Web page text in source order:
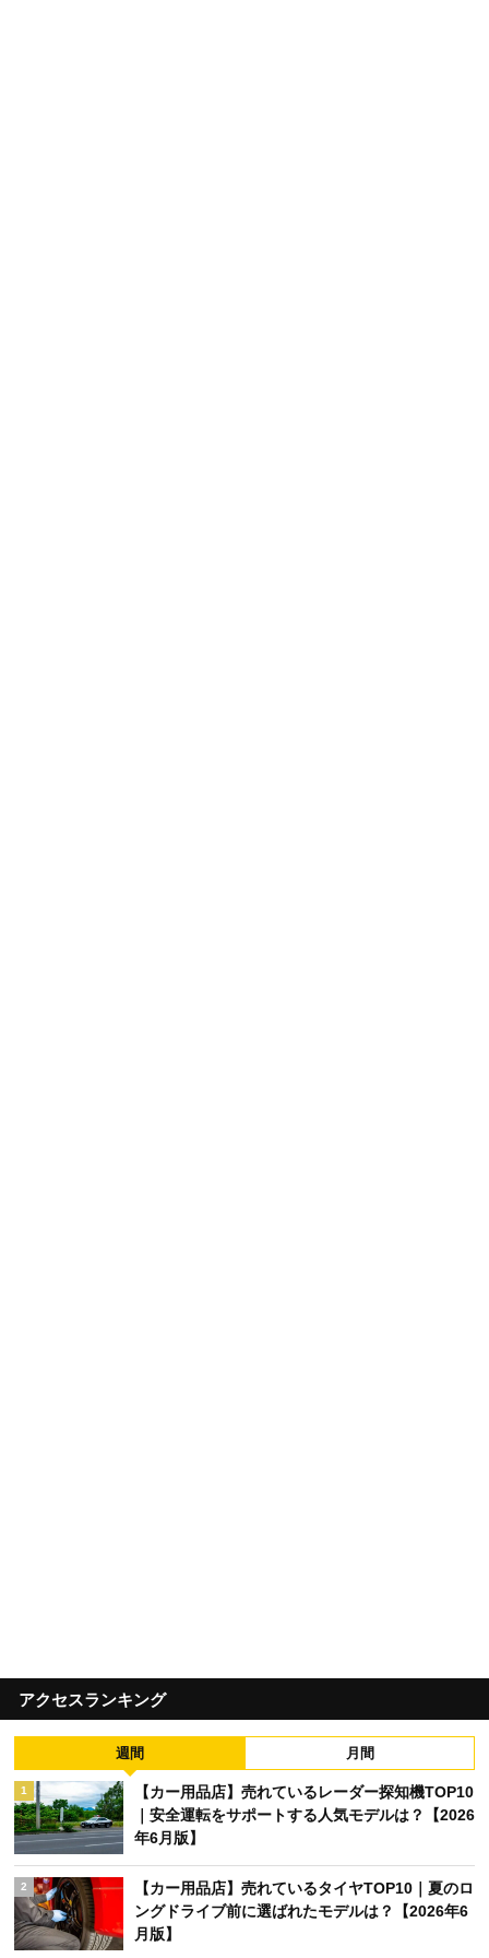
アクセスランキング
週間 月間
1
【カー用品店】売れているレーダー探知機TOP10
｜安全運転をサポートする人気モデルは？【2026
年6月版】
2
【カー用品店】売れているタイヤTOP10｜夏のロ
ングドライブ前に選ばれたモデルは？【2026年6
月版】